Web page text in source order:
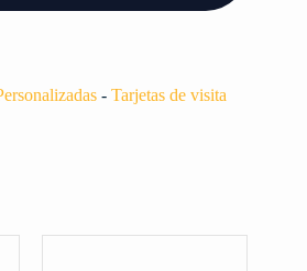
- Tarjetas de visita